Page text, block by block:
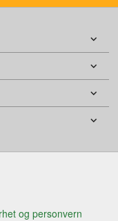
og personvern